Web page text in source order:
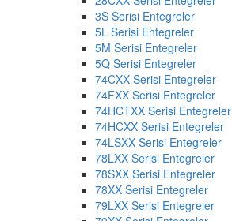
3S Serisi Entegreler
5L Serisi Entegreler
5M Serisi Entegreler
5Q Serisi Entegreler
74CXX Serisi Entegreler
74FXX Serisi Entegreler
74HCTXX Serisi Entegreler
74HCXX Serisi Entegreler
74LSXX Serisi Entegreler
78LXX Serisi Entegreler
78SXX Serisi Entegreler
78XX Serisi Entegreler
79LXX Serisi Entegreler